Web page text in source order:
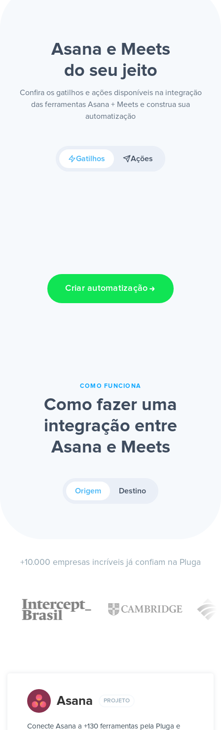
Asana e Meets
do seu jeito
Confira os gatilhos e ações disponíveis na integração
das ferramentas Asana + Meets e construa sua
automatização
Gatilhos Ações
Criar automatização
COMO FUNCIONA
Como fazer uma
integração entre
Asana e Meets
Origem Destino
+10.000 empresas incríveis já confiam na Pluga
Asana PROJETO
Conecte Asana a +130 ferramentas pela Pluga e